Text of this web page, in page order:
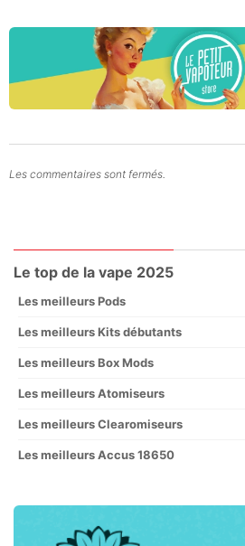
Les commentaires sont fermés.
Le top de la vape 2025
Les meilleurs Pods
Les meilleurs Kits débutants
Les meilleurs Box Mods
Les meilleurs Atomiseurs
Les meilleurs Clearomiseurs
Les meilleurs Accus 18650